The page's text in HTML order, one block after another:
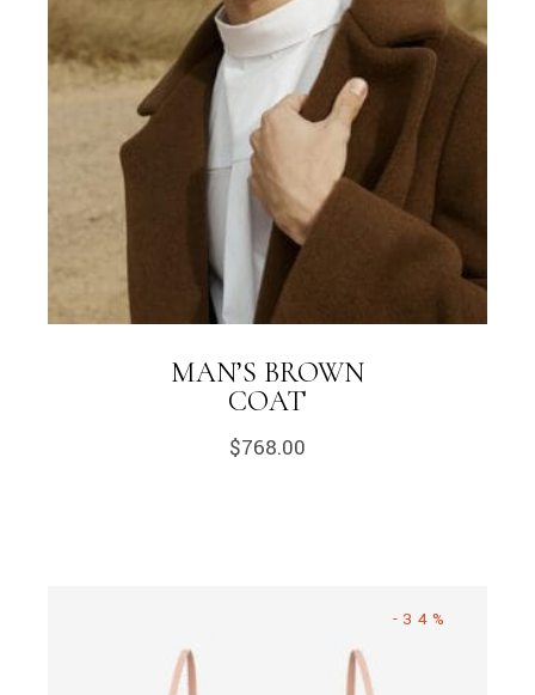
MAN’S BROWN
COAT
$768.00
-34%